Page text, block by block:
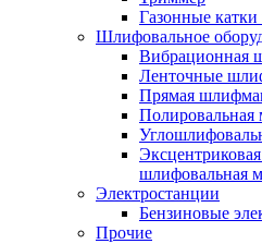
Газонные катки
Шлифовальное
Вибрационная
Ленточные
Прямая
Полировальная
шлифовальная
Электростанции
Бензиновые
Прочие